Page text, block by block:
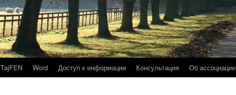
TajFEN Word Доступ к информации Консультация Об ассоциации